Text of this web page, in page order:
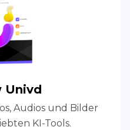
Univd
Audios und Bilder
KI-Tools.